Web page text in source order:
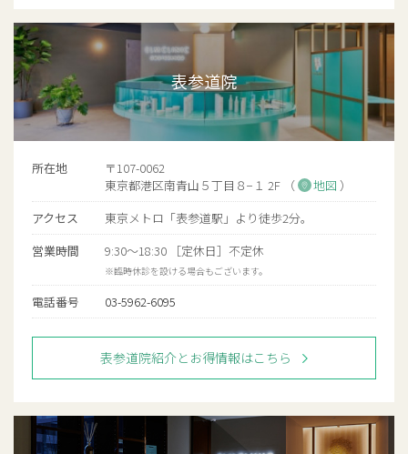
表参道院
所在地
〒107-0062
東京都港区南青山５丁目８−１ 2F （
地図 ）
アクセス
東京メトロ「表参道駅」より徒歩2分。
営業時間
9:30〜18:30 ［定休日］不定休
※臨時休診を設ける場合もございます。
電話番号 03-5962-6095
表参道院紹介とお得情報はこちら